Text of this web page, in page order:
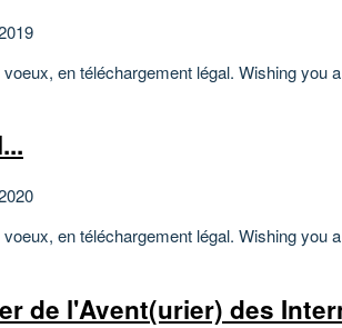
en téléchargement légal. Wishing you
en téléchargement légal. Wishing you
de l'Avent(urier) des